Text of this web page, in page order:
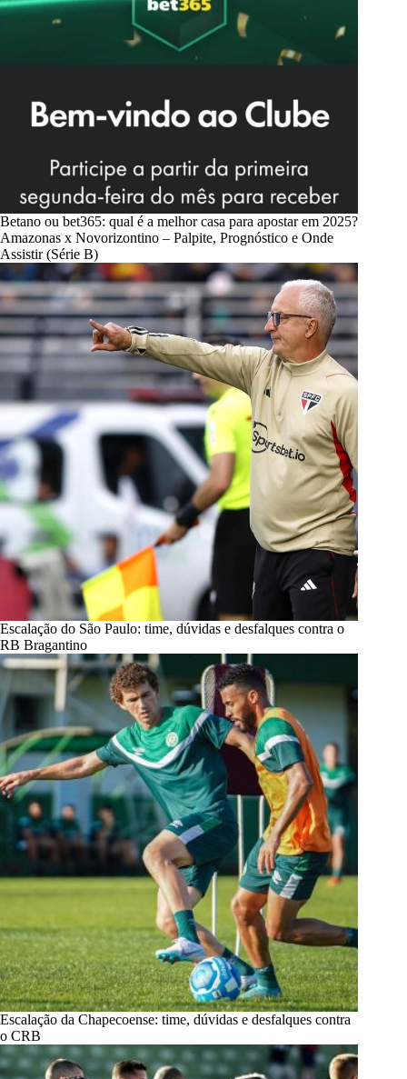
Betano ou bet365: qual é a melhor casa para apostar em 2025?
Amazonas x Novorizontino – Palpite, Prognóstico e Onde
Assistir (Série B)
Escalação do São Paulo: time, dúvidas e desfalques contra o
RB Bragantino
Escalação da Chapecoense: time, dúvidas e desfalques contra
o CRB